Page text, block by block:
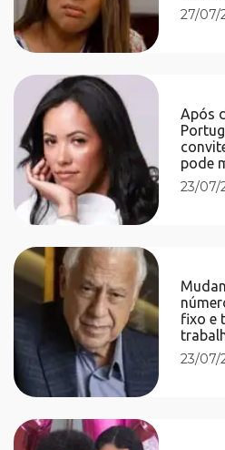
27/07/
Após
pode
23/07/
fixo e
23/07/